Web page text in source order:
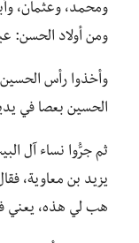
ومحمد، وعثمان،
ومن أولاد الحسن:
وأخذوا رأس
الحسين بعصا في
ثم جرُّوا نساء آل
يزيد بن معاوية،
هب لي هذه، يعني